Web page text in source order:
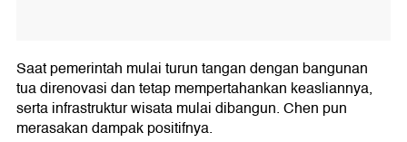
Saat pemerintah mulai turun tangan dengan bangunan
tua direnovasi dan tetap mempertahankan keasliannya,
serta infrastruktur wisata mulai dibangun. Chen pun
merasakan dampak positifnya.